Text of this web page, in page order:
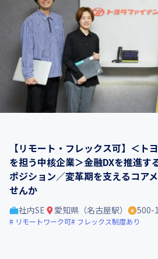
【リモート・フレックス可】＜ト
を担う中核企業＞金融DXを推進す
ポジション／変革期を支えるコア
せんか
社内SE 愛知県（名古屋駅） 500-
リモートワーク可 フレックス制度あり